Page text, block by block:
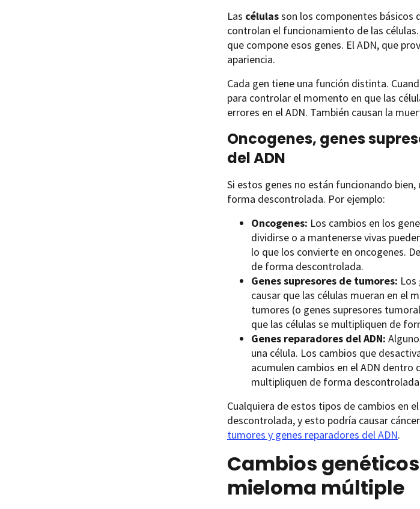
Las célulasson los componentes básicos
controlan el funcionamiento de las
que compone esos genes. El ADN, que
apariencia.
Cada gen tiene una función distinta.
para controlar el momento en que las
errores en el ADN. También causan la
Oncogenes, genes
del ADN
Si estos genes no están funcionando
forma descontrolada. Por ejemplo:
Oncogenes: Los cambios en los
dividirse o a mantenerse vivas
lo que los convierte en oncogenes.
de forma descontrolada.
Genes supresores de tumores: Los
causar que las células mueran en el
tumores (o genes supresores
que las células se multipliquen de
Genes reparadores del ADN:
una célula. Los cambios que
acumulen cambios en el ADN dentro
multipliquen de forma
Cualquiera de estos tipos de cambios en
descontrolada, y esto podría causar
tumores y genes reparadores del ADN.
Cambios
mieloma múltiple